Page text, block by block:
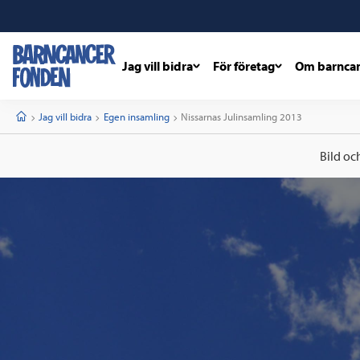
Jag vill bidra För företag Om
StartJag vill bidra Egen insamling Current:
Nissarnas Julinsamling 2013
Bild